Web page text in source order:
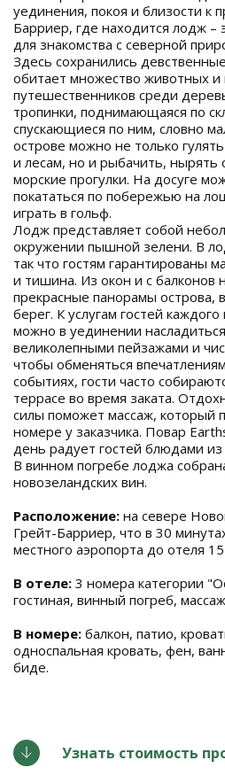
уединения, покоя и близости к
Барриер, где находится лодж –
для знакомства с северной
Здесь сохранились
обитает множество животных и
путешественников среди
тропинки, поднимающаяся по
спускающиеся по ним, словно
острове можно не только
и лесам, но и рыбачить, нырять
морские прогулки. На досуге
покататься по побережью на
играть в гольф.
Лодж представляет собой
окружении пышной зелени. В
так что гостям гарантированы
и тишина. Из окон и с балконов
прекрасные панорамы острова,
берег. К услугам гостей
можно в уединении
великолепными пейзажами и
чтобы обменяться
событиях, гости часто
террасе во время заката.
силы поможет массаж, который
номере у заказчика. Повар
день радует гостей блюдами
В винном погребе лоджа
новозеландских вин.
Расположение: на севере
Грейт-Барриер, что в 30
местного аэропорта до отеля
В отеле: 3 номера категории
гостиная, винный погреб,
В номере: балкон, патио,
односпальная кровать, фен,
биде.
Узнать стоимость